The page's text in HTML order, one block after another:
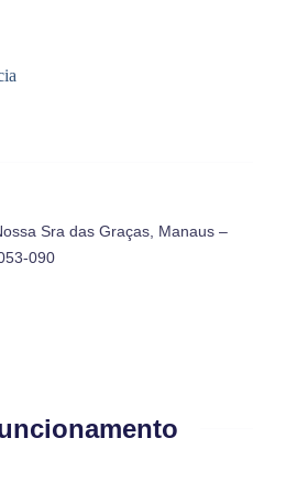
Sra das Graças, Manaus –
090